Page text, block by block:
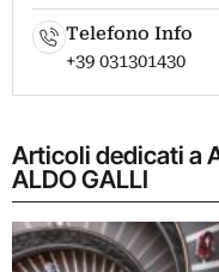
Telefono Info
+39 031301430
Articoli dedicati a
ALDO GALLI